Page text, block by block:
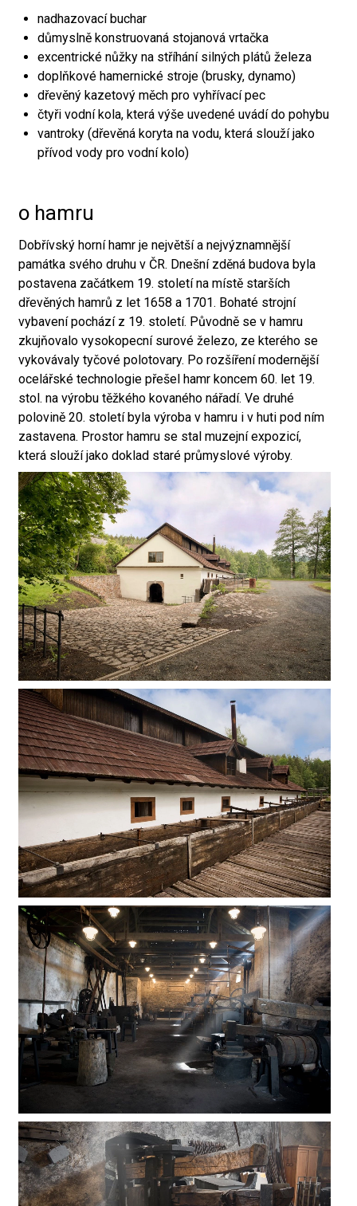
nadhazovací buchar
důmyslně konstruovaná stojanová vrtačka
excentrické nůžky na stříhání silných plátů železa
doplňkové hamernické stroje (brusky, dynamo)
dřevěný kazetový měch pro vyhřívací pec
čtyři vodní kola, která výše uvedené uvádí do pohybu
vantroky (dřevěná koryta na vodu, která slouží jako
přívod vody pro vodní kolo)
o hamru
Dobřívský horní hamr je největší a nejvýznamnější
památka svého druhu v ČR. Dnešní zděná budova byla
postavena začátkem 19. století na místě starších
dřevěných hamrů z let 1658 a 1701. Bohaté strojní
vybavení pochází z 19. století. Původně se v hamru
zkujňovalo vysokopecní surové železo, ze kterého se
vykovávaly tyčové polotovary. Po rozšíření modernější
ocelářské technologie přešel hamr koncem 60. let 19.
stol. na výrobu těžkého kovaného nářadí. Ve druhé
polovině 20. století byla výroba v hamru i v huti pod ním
zastavena. Prostor hamru se stal muzejní expozicí,
která slouží jako doklad staré průmyslové výroby.